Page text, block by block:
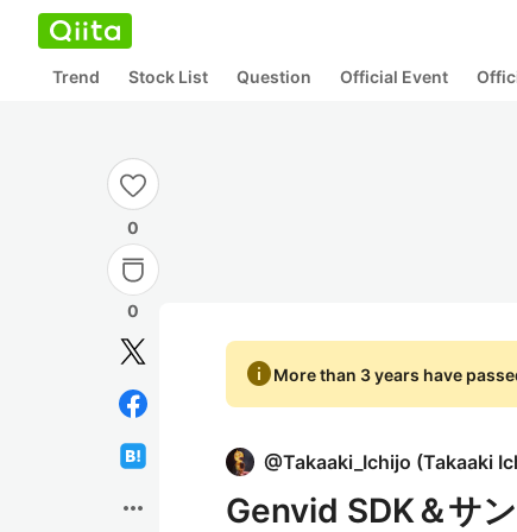
Trend Stock List Question Official Event
0
0
more_horiz
infoMore than 3 years have
@Takaaki_Ichijo (Takaaki
Genvid SDK＆サ